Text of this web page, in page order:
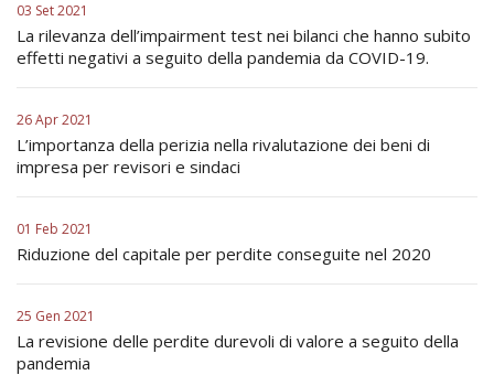
03 Set 2021
La rilevanza dell’impairment test nei bilanci che hanno subito
effetti negativi a seguito della pandemia da COVID-19.
26 Apr 2021
L’importanza della perizia nella rivalutazione dei beni di
impresa per revisori e sindaci
01 Feb 2021
Riduzione del capitale per perdite conseguite nel 2020
25 Gen 2021
La revisione delle perdite durevoli di valore a seguito della
pandemia